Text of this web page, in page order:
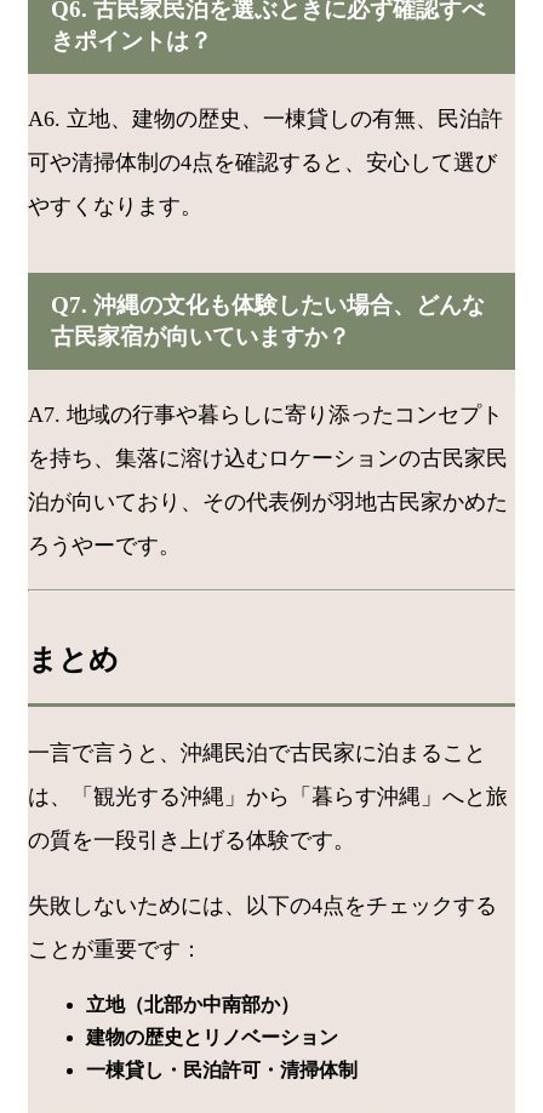
Q6. 古民家民泊を選ぶときに必ず確認すべ
きポイントは？
A6. 立地、建物の歴史、一棟貸しの有無、民泊許
可や清掃体制の4点を確認すると、安心して選び
やすくなります。
Q7. 沖縄の文化も体験したい場合、どんな
古民家宿が向いていますか？
A7. 地域の行事や暮らしに寄り添ったコンセプト
を持ち、集落に溶け込むロケーションの古民家民
泊が向いており、その代表例が羽地古民家かめた
ろうやーです。
まとめ
一言で言うと、沖縄民泊で古民家に泊まること
は、「観光する沖縄」から「暮らす沖縄」へと旅
の質を一段引き上げる体験です。
失敗しないためには、以下の4点をチェックする
ことが重要です：
立地（北部か中南部か）
建物の歴史とリノベーション
一棟貸し・民泊許可・清掃体制